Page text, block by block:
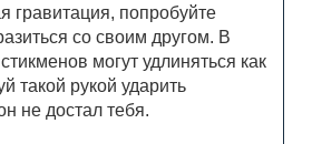
гравитация, попробуйте
со своим другом. В
могут удлиняться как
такой рукой ударить
не достал тебя.